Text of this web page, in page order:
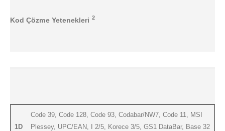
Kod Çözme Yetenekleri 2
1D
Code 39, Code 128, Code 93, Codabar/NW7, Code 11, MSI
Plessey, UPC/EAN, I 2/5, Korece 3/5, GS1 DataBar, Base 32